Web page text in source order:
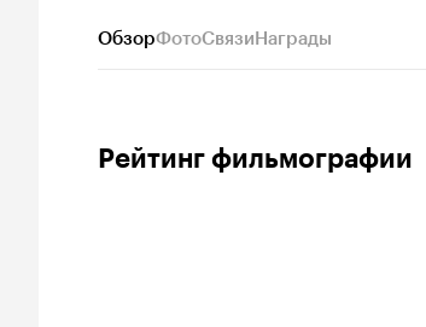
ОбзорФотоСвязиНаграды
Рейтинг фильмографии